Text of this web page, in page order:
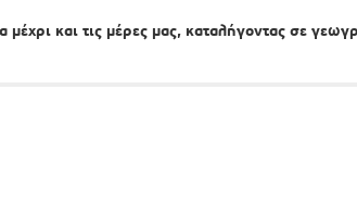
και τις μέρες μας, καταλήγοντας σε